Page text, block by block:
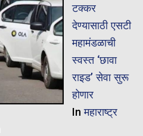
टक्कर
देण्यासाठी एसटी
महामंडळाची
स्वस्त ‘छावा
राइड’ सेवा सुरू
होणार
Inमहाराष्ट्र